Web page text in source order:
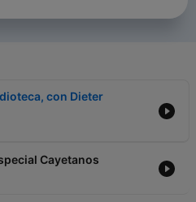
con Dieter
Cayetanos